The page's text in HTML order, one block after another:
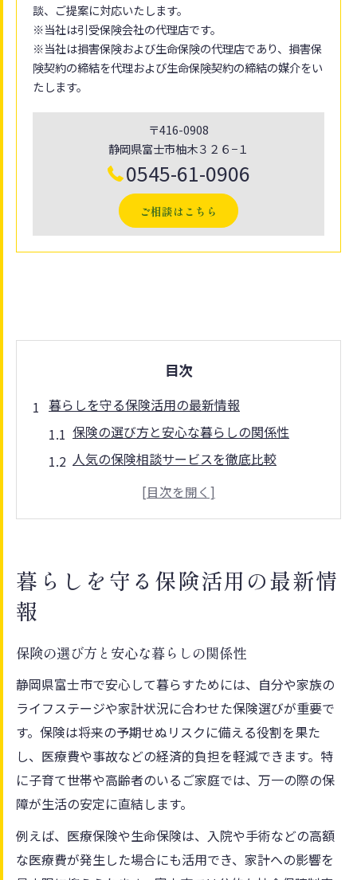
談、ご提案に対応いたします。
※当社は引受保険会社の代理店です。
※当社は損害保険および生命保険の代理店であり、損害保
険契約の締結を代理および生命保険契約の締結の媒介をい
たします。
〒416-0908
静岡県富士市柚木３２６−１
0545-61-0906
ご相談はこちら
目次
暮らしを守る保険活用の最新情報
保険の選び方と安心な暮らしの関係性
人気の保険相談サービスを徹底比較
富士市の保険事情と新しい活用法解説
保険選びで安心な富士市ライフを実現
保険の種類別に考える最適な選び方
富士市の暮らしに適した保険の特徴とは
保険の比較ポイントと選択時の注意点
さくら保険サービスの活用方法と利点
子どもの教育と保険の関係を考える視点
保険で子どもの教育環境をサポートする方
法
人気小学校と保険の必要性を徹底解説
教育資金と保険を賢く組み合わせるコツ
保険の見直しで教育費の負担を軽減する
暮らしを守る保険活用の最新情
報
保険の選び方と安心な暮らしの関係性
静岡県富士市で安心して暮らすためには、自分や家族の
ライフステージや家計状況に合わせた保険選びが重要で
す。保険は将来の予期せぬリスクに備える役割を果た
し、医療費や事故などの経済的負担を軽減できます。特
に子育て世帯や高齢者のいるご家庭では、万一の際の保
障が生活の安定に直結します。
例えば、医療保険や生命保険は、入院や手術などの高額
な医療費が発生した場合にも活用でき、家計への影響を